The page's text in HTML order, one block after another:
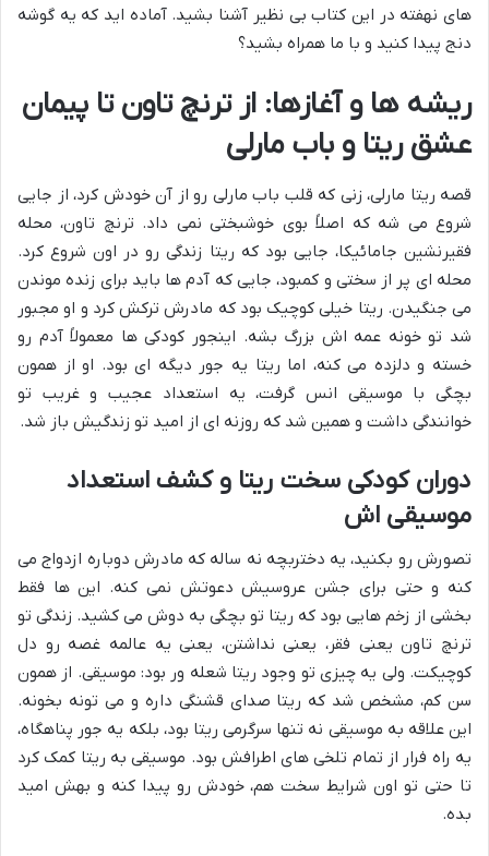
های نهفته در این کتاب بی نظیر آشنا بشید. آماده اید که یه گوشه
دنج پیدا کنید و با ما همراه بشید؟
ریشه ها و آغازها: از ترنچ تاون تا پیمان
عشق ریتا و باب مارلی
قصه ریتا مارلی، زنی که قلب باب مارلی رو از آن خودش کرد، از جایی
شروع می شه که اصلاً بوی خوشبختی نمی داد. ترنچ تاون، محله
فقیرنشین جامائیکا، جایی بود که ریتا زندگی رو در اون شروع کرد.
محله ای پر از سختی و کمبود، جایی که آدم ها باید برای زنده موندن
می جنگیدن. ریتا خیلی کوچیک بود که مادرش ترکش کرد و او مجبور
شد تو خونه عمه اش بزرگ بشه. اینجور کودکی ها معمولاً آدم رو
خسته و دلزده می کنه، اما ریتا یه جور دیگه ای بود. او از همون
بچگی با موسیقی انس گرفت، یه استعداد عجیب و غریب تو
خوانندگی داشت و همین شد که روزنه ای از امید تو زندگیش باز شد.
دوران کودکی سخت ریتا و کشف استعداد
موسیقی اش
تصورش رو بکنید، یه دختربچه نه ساله که مادرش دوباره ازدواج می
کنه و حتی برای جشن عروسیش دعوتش نمی کنه. این ها فقط
بخشی از زخم هایی بود که ریتا تو بچگی به دوش می کشید. زندگی تو
ترنچ تاون یعنی فقر، یعنی نداشتن، یعنی یه عالمه غصه رو دل
کوچیکت. ولی یه چیزی تو وجود ریتا شعله ور بود: موسیقی. از همون
سن کم، مشخص شد که ریتا صدای قشنگی داره و می تونه بخونه.
این علاقه به موسیقی نه تنها سرگرمی ریتا بود، بلکه یه جور پناهگاه،
یه راه فرار از تمام تلخی های اطرافش بود. موسیقی به ریتا کمک کرد
تا حتی تو اون شرایط سخت هم، خودش رو پیدا کنه و بهش امید
بده.